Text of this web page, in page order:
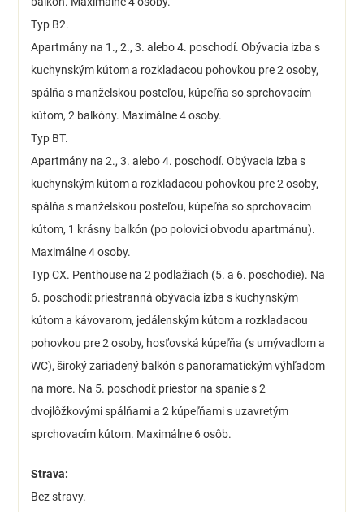
Typ B2.
Apartmány na 1., 2., 3. alebo 4. poschodí. Obývacia izba s
kuchynským kútom a rozkladacou pohovkou pre 2 osoby,
spálňa s manželskou posteľou, kúpeľňa so sprchovacím
kútom, 2 balkóny. Maximálne 4 osoby.
Typ BT.
Apartmány na 2., 3. alebo 4. poschodí. Obývacia izba s
kuchynským kútom a rozkladacou pohovkou pre 2 osoby,
spálňa s manželskou posteľou, kúpeľňa so sprchovacím
kútom, 1 krásny balkón (po polovici obvodu apartmánu).
Maximálne 4 osoby.
Typ CX. Penthouse na 2 podlažiach (5. a 6. poschodie). Na
6. poschodí: priestranná obývacia izba s kuchynským
kútom a kávovarom, jedálenským kútom a rozkladacou
pohovkou pre 2 osoby, hosťovská kúpeľňa (s umývadlom a
WC), široký zariadený balkón s panoramatickým výhľadom
na more. Na 5. poschodí: priestor na spanie s 2
dvojlôžkovými spálňami a 2 kúpeľňami s uzavretým
sprchovacím kútom. Maximálne 6 osôb.
Strava:
Bez stravy.